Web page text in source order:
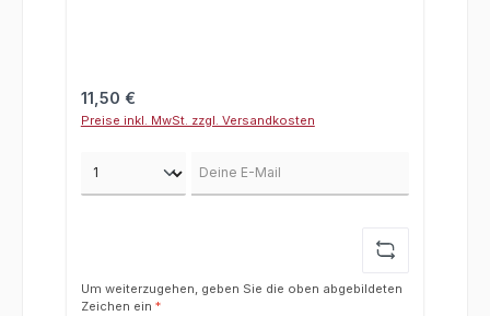
Regulärer Preis:
11,50 €
Preise inkl. MwSt. zzgl. Versandkosten
Um weiterzugehen, geben Sie die oben abgebildeten
Zeichen ein *